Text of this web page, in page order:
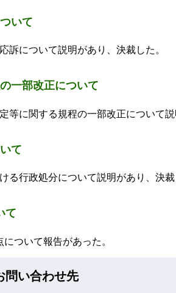
いて
訴について説明があり、決裁した。
一部改正について
等に関する規程の一部改正について説
て
る行政処分について説明があり、決裁
て
ついて報告があった。
問い合わせ先